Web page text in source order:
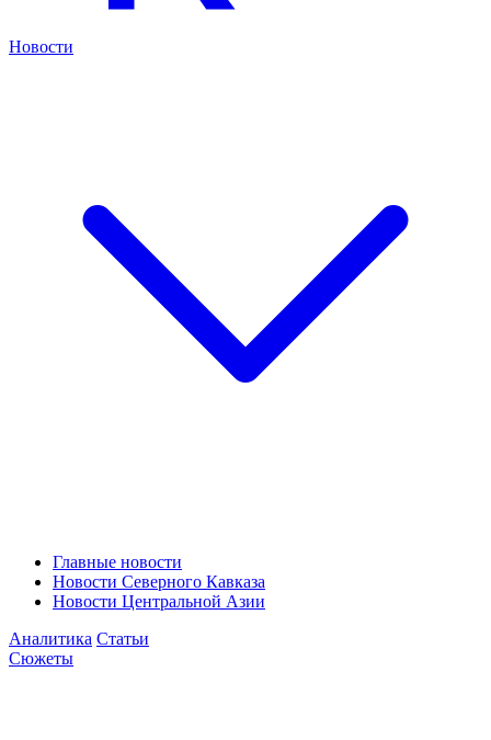
Новости
Главные новости
Новости Северного Кавказа
Новости Центральной Азии
Аналитика Статьи
Сюжеты